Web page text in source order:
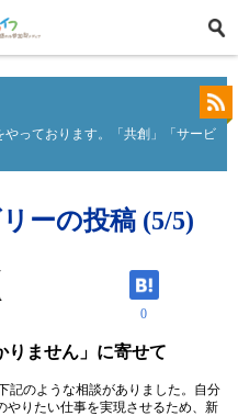
っております。「共創」「サービ
ーの投稿 (5/5)
0
りません」に寄せて
記のような相談がありました。自分
やりたい仕事を実現させるため、新